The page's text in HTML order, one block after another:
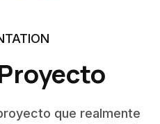
que realmente